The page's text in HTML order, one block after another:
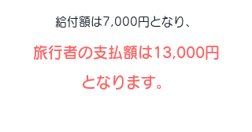
給付額は7,000円となり、
旅行者の支払額は13,000円
となります。